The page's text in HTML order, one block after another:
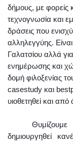
δήμους, με φορείς
τεχνογνωσία και
δράσεις που
αλληλεγγύης.
Γαλατσίου αλλά
ενημέρωσης και
δομή φιλοξενίας
casestudy και best
υιοθετηθεί και
δημιουργηθεί